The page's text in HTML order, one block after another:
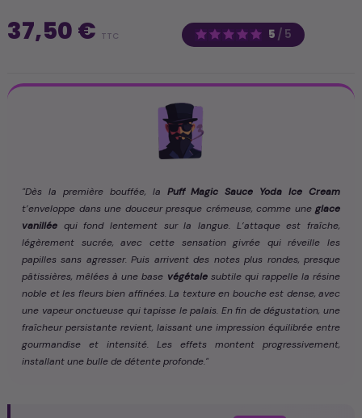
5 / 5
37,50 € TTC
"Dès la première bouffée, la Puff Magic Sauce Yoda Ice Cream
t’enveloppe dans une douceur presque crémeuse, comme une glace
vanillée qui fond lentement sur la langue. L’attaque est fraîche,
légèrement sucrée, avec cette sensation givrée qui réveille les
papilles sans agresser. Puis arrivent des notes plus rondes, presque
pâtissières, mêlées à une base végétalesubtile qui rappelle la résine
noble et les fleurs bien affinées. La texture en bouche est dense, avec
une vapeur onctueuse qui tapisse le palais. En fin de dégustation, une
fraîcheur persistante revient, laissant une impression équilibrée entre
gourmandise et intensité. Les effets montent progressivement,
installant une bulle de détente profonde."